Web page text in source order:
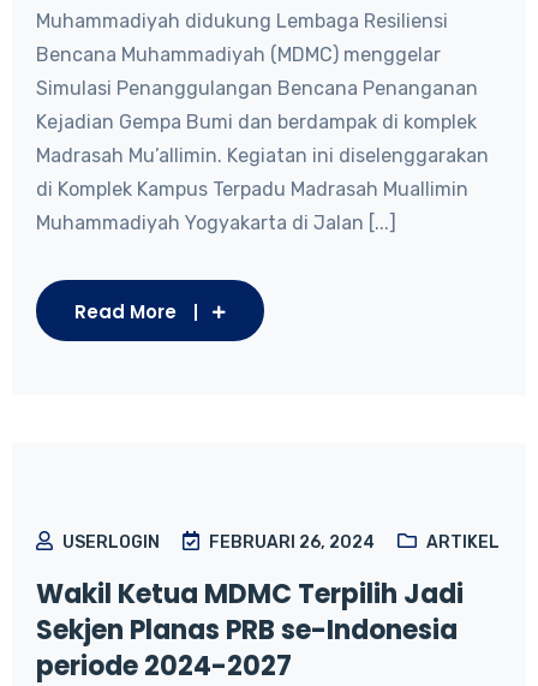
Muhammadiyah didukung Lembaga Resiliensi
Bencana Muhammadiyah (MDMC) menggelar
Simulasi Penanggulangan Bencana Penanganan
Kejadian Gempa Bumi dan berdampak di komplek
Madrasah Mu’allimin. Kegiatan ini diselenggarakan
di Komplek Kampus Terpadu Madrasah Muallimin
Muhammadiyah Yogyakarta di Jalan [...]
Read More
USERLOGIN FEBRUARI 26, 2024 ARTIKEL
Wakil Ketua MDMC Terpilih Jadi
Sekjen Planas PRB se-Indonesia
periode 2024-2027